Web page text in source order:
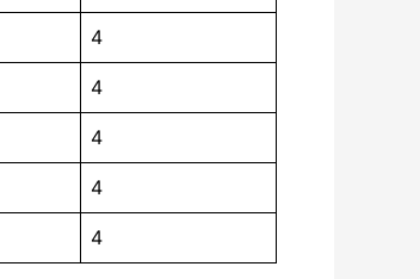
4
4
4
4
4